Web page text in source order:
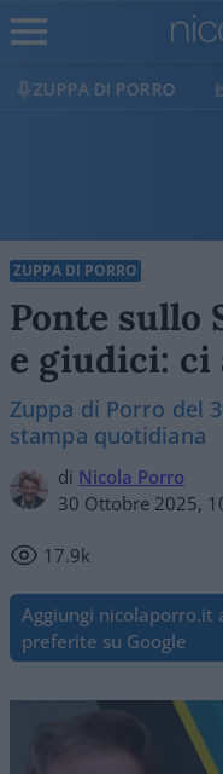
ECONOMIA
ZUPPA DI PORRO
Ponte sullo
e giudici:
Zuppa di Porro del
stampa quotidiana
di Nicola Porro
30 Ottobre 2025,
17.9k
Aggiungi nicolaporro.it
preferite su Google